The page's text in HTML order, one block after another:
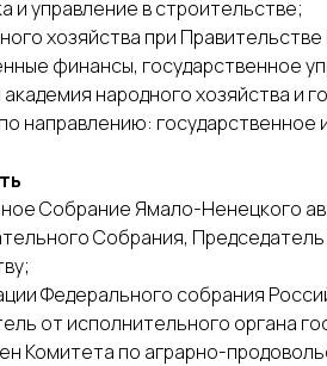
и управление в строительстве;
хозяйства при
финансы, государственное
академия народного хозяйства и
направлению: государственное
Собрание Ямало-Ненецкого
Собрания,
Федерального собрания
от исполнительного органа
Комитета по аграрно-